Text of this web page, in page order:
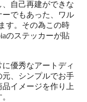
、自己再建ができな
でもあった、ワル
す。その為この時
のステッカーが貼
優秀なアートディ
、シンプルでお手
イメージを作り上